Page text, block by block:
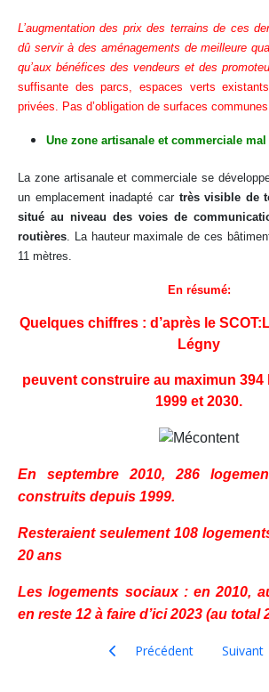
L’augmentation des prix des terrains de ces
dû servir à des aménagements de meilleure
qu’aux bénéfices des vendeurs et des
suffisante des parcs, espaces verts
privées. Pas d’obligation de surfaces
Une zone artisanale et commerciale
La zone artisanale et commerciale se
un emplacement inadapté car très visible de
situé au niveau des voies de
routières. La hauteur maximale de ces
11 mètres.
En résumé:
Quelques chiffres : d’après le
Légny
peuvent construire au maximun 394
1999 et 2030.
En septembre 2010, 286
construits depuis 1999.
Resteraient seulement 108
20 ans
Les logements sociaux : en 2010,
en reste 12 à faire d’ici 2023 (au total
Article précédent :
Précédent Article
Suivant